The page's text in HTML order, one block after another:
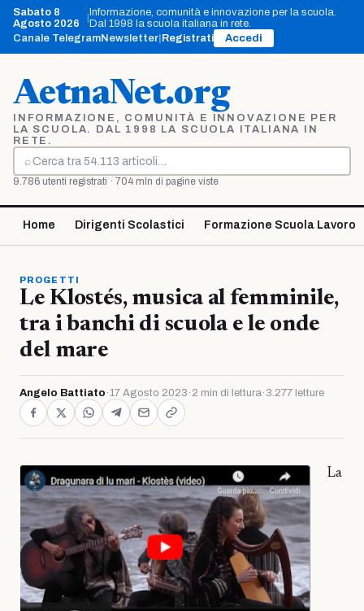
Vai
contenuto
Sabato 8
Agosto 2026
Informazione, comunità e innovazione per la scuola.
Dal 1998 la scuola italiana in rete.
Canale TelegramNewsletter Registrati Accedi
AetnaNet.org
INFORMAZIONE, COMUNITÀ E INNOVAZIONE PER
LA SCUOLA. DAL 1998 LA SCUOLA ITALIANA IN
RETE.
⌕
Cerca
9.786 utenti registrati · 704 mln di pagine viste
Home Dirigenti Scolastici Formazione Scuola Lavoro
PROGETTI
Le Klostés, musica al femminile,
tra i banchi di scuola e le onde
del mare
Angelo Battiato ·17 Agosto 2023 · 2 min di lettura· 3.277 letture
La